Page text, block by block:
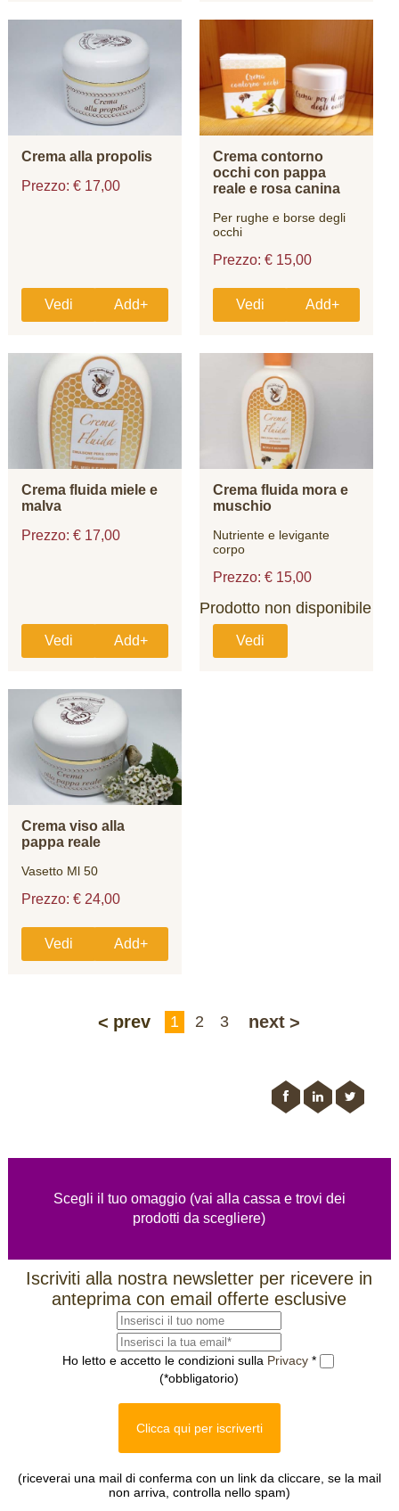
Crema alla propolis
Prezzo: € 17,00
Vedi Add+
Crema contorno
occhi con pappa
reale e rosa canina
Per rughe e borse degli
occhi
Prezzo: € 15,00
Vedi Add+
Crema fluida miele e
malva
Prezzo: € 17,00
Vedi Add+
Crema fluida mora e
muschio
Nutriente e levigante
corpo
Prezzo: € 15,00
Prodotto non disponibile
Vedi
Crema viso alla
pappa reale
Vasetto Ml 50
Prezzo: € 24,00
Vedi Add+
prev 1 2 3 next
Scegli il tuo omaggio (vai alla cassa e trovi dei
prodotti da scegliere)
Iscriviti alla nostra newsletter per ricevere in
anteprima con email offerte esclusive
Ho letto e accetto le condizioni sulla Privacy *
(*obbligatorio)
Clicca qui per iscriverti
(riceverai una mail di conferma con un link da cliccare, se la mail
non arriva, controlla nello spam)